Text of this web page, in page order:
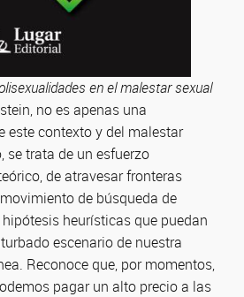
en el malestar sexual
no es apenas una
este contexto y del malestar
se trata de un esfuerzo
de atravesar fronteras
de búsqueda de
heurísticas que puedan
escenario de nuestra
Reconoce que, por momentos,
pagar un alto precio a las